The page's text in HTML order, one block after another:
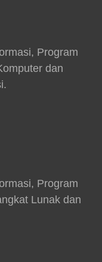
Program
dan
Program
Lunak dan